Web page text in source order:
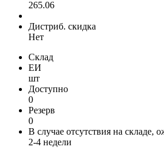
265.06
Дистриб. скидка
Нет
Склад
ЕИ
шт
Доступно
0
Резерв
0
В случае отсутствия на складе,
2-4 недели